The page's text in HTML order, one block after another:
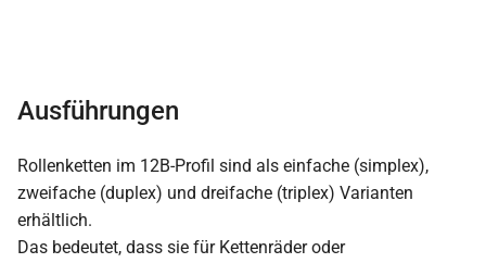
Ausführungen
Rollenketten im 12B-Profil sind als einfache (simplex),
zweifache (duplex) und dreifache (triplex) Varianten
erhältlich.
Das bedeutet, dass sie für Kettenräder oder